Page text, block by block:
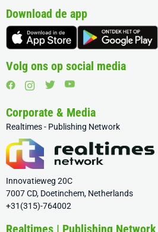
Download de app
Volg ons op social media
Corporate & Media
Realtimes - Publishing Network
Innovatieweg 20C
7007 CD, Doetinchem, Netherlands
+31(315)-764002
Realtimes | Publishing Network